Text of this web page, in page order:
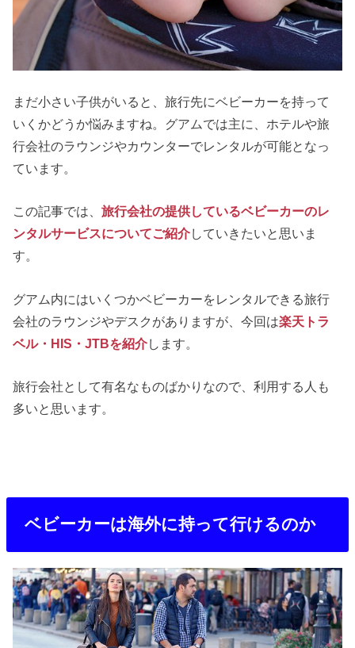
まだ小さい子供がいると、旅行先にベビーカーを持って
いくかどうか悩みますね。グアムでは主に、ホテルや旅
行会社のラウンジやカウンターでレンタルが可能となっ
ています。
この記事では、旅行会社の提供しているベビーカーのレ
ンタルサービスについてご紹介していきたいと思いま
す。
グアム内にはいくつかベビーカーをレンタルできる旅行
会社のラウンジやデスクがありますが、今回は楽天トラ
ベル・HIS・JTBを紹介します。
旅行会社として有名なものばかりなので、利用する人も
多いと思います。
ベビーカーは海外に持って行けるのか